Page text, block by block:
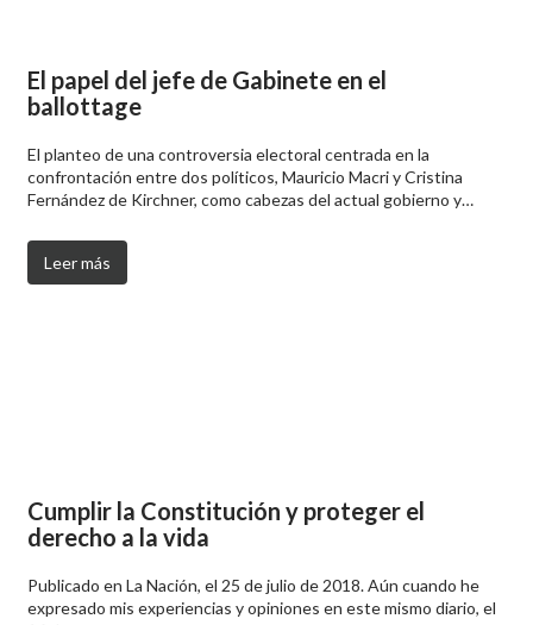
El papel del jefe de Gabinete en el
ballottage
El planteo de una controversia electoral centrada en la
confrontación entre dos políticos, Mauricio Macri y Cristina
Fernández de Kirchner, como cabezas del actual gobierno y…
Leer más
Cumplir la Constitución y proteger el
derecho a la vida
Publicado en La Nación, el 25 de julio de 2018. Aún cuando he
expresado mis experiencias y opiniones en este mismo diario, el